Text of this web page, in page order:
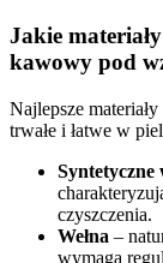
Jakie
kawowy pod
Najlepsze
trwałe i łatwe w
Syntetyczne
czyszczenia.
Wełna –
wymaga